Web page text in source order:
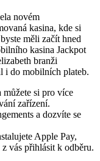
novém
kasina, kde si
měli začít hned
kasina Jackpot
branži
i do mobilních plateb.
si pro více
zařízení.
a dozvíte se
Apple Pay,
vás přihlásit k odběru.